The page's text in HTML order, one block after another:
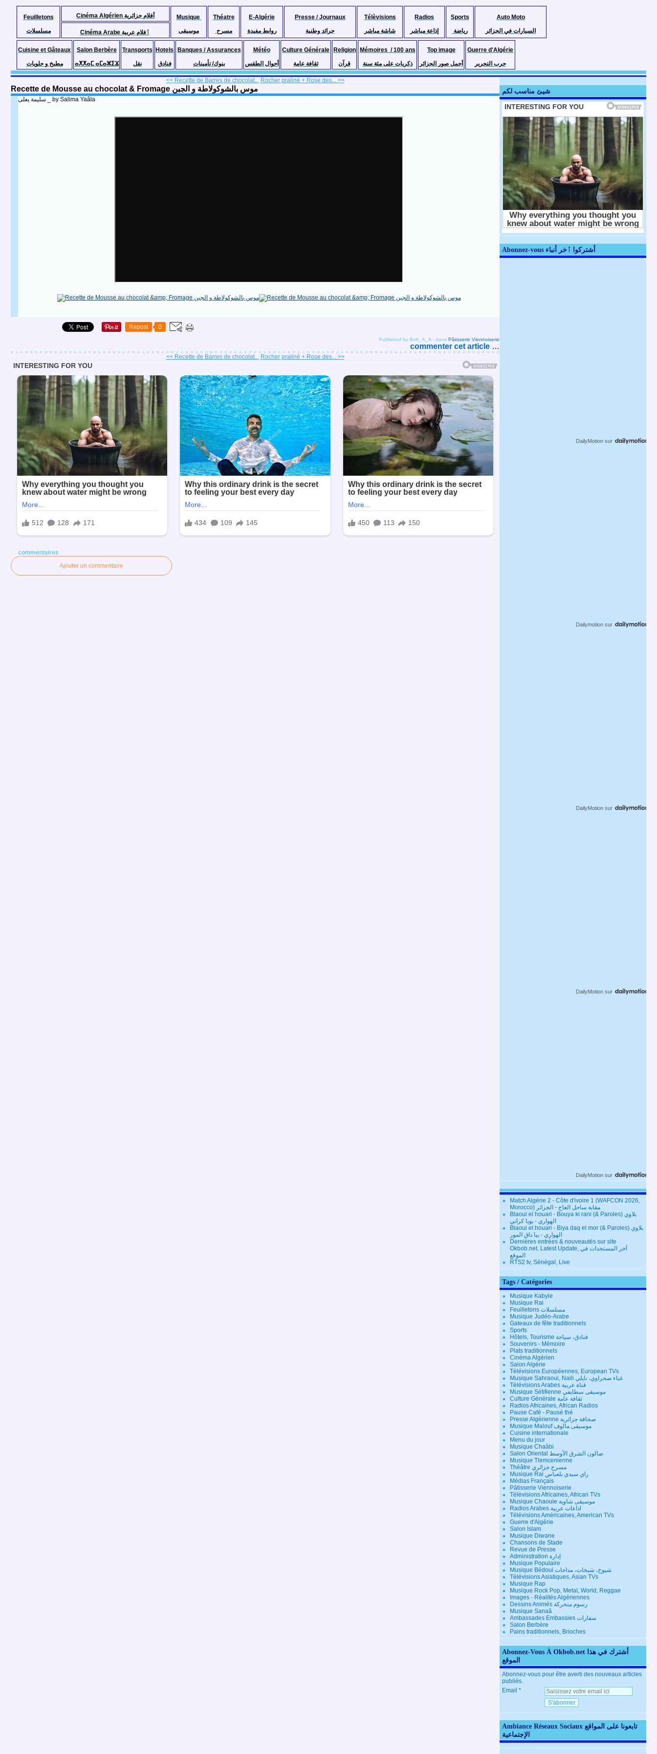
Feuilletons
مسلسلات
Cinéma Algérien أفلام جزائرية
Musique
موسيقى
Théatre
مسرح
E-Algérie
روابط مفيدة
Presse / Journaux
جرائد وطنية
Télèvisions
شاشة مباشر
Radios
إذاعة مباشر
Sports
رياضة
Auto Moto
السيارات في الجزائر
Cinéma Arabe ٱفلام عربية
Cuisine et Gâteaux
مطبخ و حلويات
Salon Berbère
ⴰⵅⵅⴰⵎ ⴰⵎⴰⵣⵉⴴ
Transports
نقل
Hotels
فنادق
Banques / Assurances
بنوك/ تأمينات
Météo
أحوال الطقس
Culture Générale
ثقافة عامة
Religion
قرآن
Mémoires / 100 ans
ذكريات على مئة سنة
Top image
أجمل صور الجزائر
Guerre d'Algérie
حرب التحرير
<< Recette de Barres de chocolat... Rocher praliné + Rose des... >>
Recette de Mousse au chocolat & Fromage موس بالشوكولاطة و الجبن
سليمة يعلى _ by Salima Yaâla
Repost 0
Published by Bob_A_A - dans Pâtisserie Viennoiserie
commenter cet article …
<< Recette de Barres de chocolat... Rocher praliné + Rose des... >>
commentaires
Ajouter un commentaire
شيئ مناسب لكم
Abonnez-vous أشتركوا ٱخر أنباء
DailyMotion sur
Dailymotion sur
DailyMotion sur
DailyMotion sur
DailyMotion sur
Match Algérie 2 - Côte d'ivoire 1 (WAFCON 2026,
Morocco) مقابة ساحل العاج - الجزائر
Blaoui el houari - Bouya ki rani (& Paroles) بلاوي
الهواري - بويا كراني
Blaoui el houari - Biya daq el mor (& Paroles) بلاوي
الهواري - بيا داق المور
Dernières entrées & nouveautés sur site
Okbob.net, Latest Update, آخر المستجدات في
الموقع
RTS2 tv, Sénégal, Live
Tags / Catégories
Musique Kabyle
Musique Rai
Feuilletons مسلسلات
Musique Judéo-Arabe
Gateaux de fête traditionnels
Sports
Hôtels, Tourisme فنادق، سياحة
Souvenirs - Mémoire
Plats traditionnels
Cinéma Algérien
Salon Algérie
Télévisions Européennes, European TVs
Musique Sahraoui, Naili غناء صحراوي، نايلي
Télévisions Arabes قناة عربية
Musique Sétifienne موسيقى سطايفي
Culture Générale ثقافة عامة
Radios Africaines, African Radios
Pause Café - Pausé thé
Presse Algérienne صحافة جزائرية
Musique Malouf موسيقى مالوف
Cuisine internationale
Menu du jour
Musique Chaâbi
Salon Oriental صالون الشرق الأوسط
Musique Tlemcenienne
Théâtre مسرح جزائري
Musique Rai راي سيدي بلعباس
Médias Français
Pâtisserie Viennoiserie
Télévisions Africaines, African TVs
Musique Chaouie موسيقى شاوية
Radios Arabes اذاعات عربية
Télévisions Américaines, American TVs
Guerre d'Algérie
Salon Islam
Musique Diwane
Chansons de Stade
Revue de Presse
Administration إدارة
Musique Populaire
Musique Bédoui شيوخ، شيخات، مداحات
Télévisions Asiatiques, Asian TVs
Musique Rap
Musique Rock Pop, Metal, World, Reggae
Images - Réalités Algériennes
Dessins Animés رسوم متحركة
Musique Sanaâ
Ambassades Embassies سفارات
Salon Berbère
Pains traditionnels, Brioches
Abonnez-Vous À Okbob.net أشترك في هذا
الموقع
Abonnez-vous pour être averti des nouveaux articles
publiés.
Email
Ambiance Réseaux Sociaux تابعونا على المواقع
الإجتماعية